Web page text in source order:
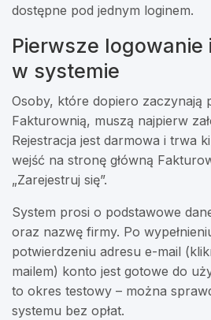
dostępne pod jednym loginem.
Pierwsze logowanie
w systemie
Osoby, które dopiero zaczynają
Fakturownią, muszą najpierw
Rejestracja jest darmowa i trwa
wejść na stronę główną
„Zarejestruj się”.
System prosi o podstawowe
oraz nazwę firmy. Po
potwierdzeniu adresu e-mail
mailem) konto jest gotowe do
to okres testowy – można
systemu bez opłat.